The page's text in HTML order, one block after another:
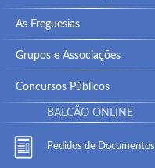
As Freguesias
Grupos e Associações
Concursos Públicos
BALCÃO ONLINE
Pedidos de Documentos